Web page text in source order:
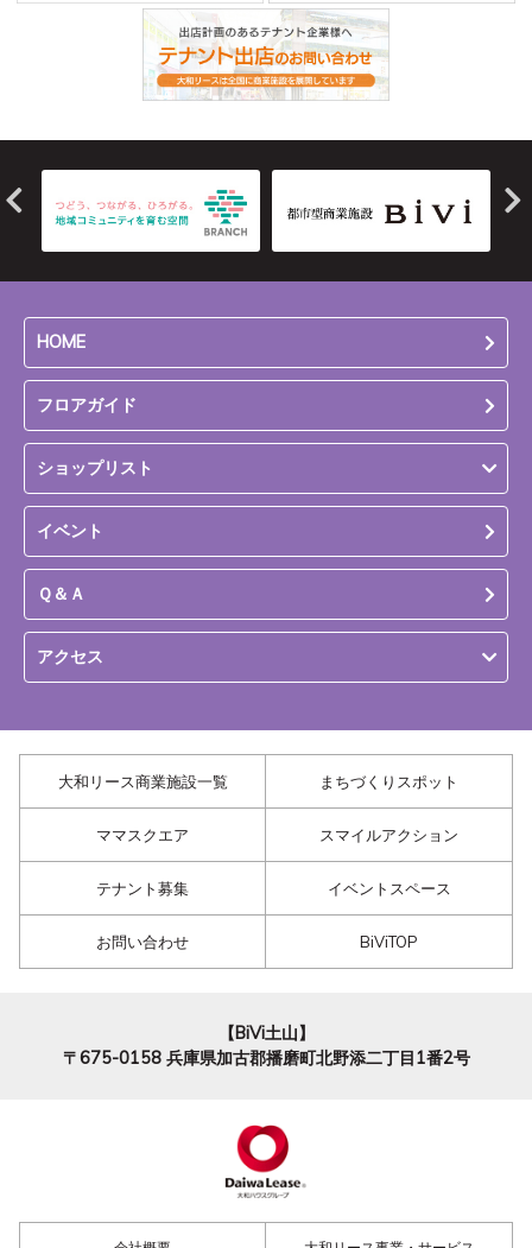
HOME
フロアガイド
ショップリスト
イベント
Ｑ＆Ａ
アクセス
大和リース商業施設一覧 まちづくりスポット
ママスクエア スマイルアクション
テナント募集 イベントスペース
お問い合わせ BiViTOP
【BiVi土山】
〒675-0158 兵庫県加古郡播磨町北野添二丁目1番2号